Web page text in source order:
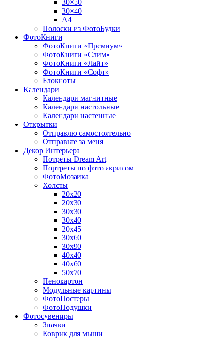
30×30
30×40
A4
Полоски из ФотоБудки
ФотоКниги
ФотоКниги «Премиум»
ФотоКниги «Слим»
ФотоКниги «Лайт»
ФотоКниги «Софт»
Блокноты
Календари
Календари магнитные
Календари настольные
Календари настенные
Открытки
Отправлю самостоятельно
Отправьте за меня
Декор Интерьера
Потреты Dream Art
Портреты по фото акрилом
ФотоМозаика
Холсты
20х20
20х30
30х30
30х40
20х45
30х60
30х90
40х40
40х60
50х70
Пенокартон
Модульные картины
ФотоПостеры
ФотоПодушки
Фотоcувениры
Значки
Коврик для мыши